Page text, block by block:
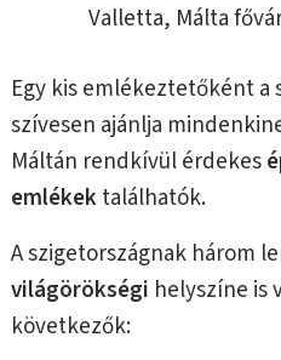
Valletta, Málta
Egy kis emlékeztetőként a
szívesen ajánlja
Máltán rendkívül érdekes
emlékektalálhatók.
A szigetországnak három
világörökségi helyszíne is
következők: